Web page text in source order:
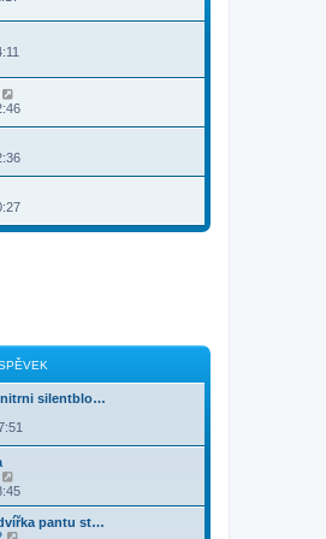
silentblo…
o
a
z
i
t
p
o
b
r
a
pantu st…